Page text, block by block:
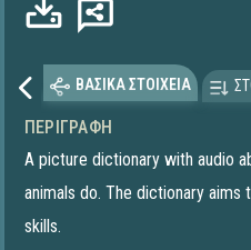
ΒΑΣΙΚΑ ΣΤΟΙΧΕΙΑ
ΠΕΡΙΓΡΑΦΉ
A picture dictionary with audio
animals do. The dictionary aims
skills.